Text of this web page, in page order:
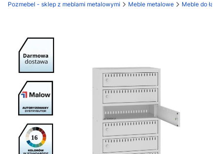
Pozmebel - sklep z meblami metalowymi Meble metalowe Meble do